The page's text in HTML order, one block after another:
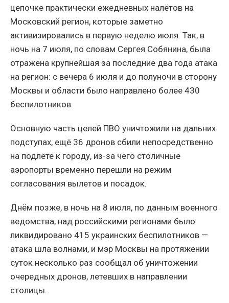
цепочке практически ежедневных налётов на
Московский регион, которые заметно
активизировались в первую неделю июля. Так, в
ночь на 7 июля, по словам Сергея Собянина, была
отражена крупнейшая за последние два года атака
на регион: с вечера 6 июля и до полуночи в сторону
Москвы и области было направлено более 430
беспилотников.
Основную часть целей ПВО уничтожили на дальних
подступах, ещё 36 дронов сбили непосредственно
на подлёте к городу, из-за чего столичные
аэропорты временно перешли на режим
согласования вылетов и посадок.
Днём позже, в ночь на 8 июля, по данным военного
ведомства, над российскими регионами было
ликвидировано 415 украинских беспилотников —
атака шла волнами, и мэр Москвы на протяжении
суток несколько раз сообщал об уничтожении
очередных дронов, летевших в направлении
столицы.